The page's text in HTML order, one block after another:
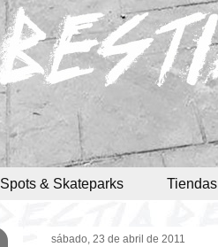
Spots & Skateparks Tiendas
sábado, 23 de abril de 2011